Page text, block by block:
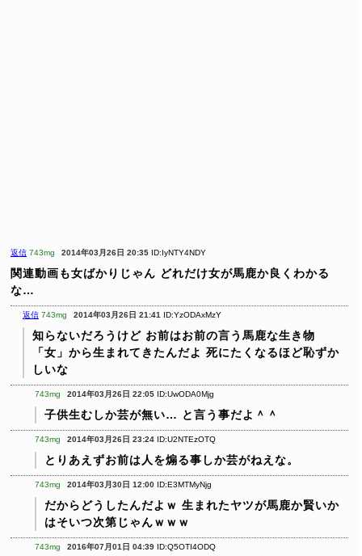
返信 743mg 2014年03月26日 20:35 ID:IyNTY4NDY
関連動画も女ばかりじゃん どれだけ女が馬鹿か良くわかる
な…
返信 743mg 2014年03月26日 21:41 ID:YzODAxMzY
知らないだろうけど お前はお前の言う馬鹿な生き物
「女」から生まれてきたんだよ 死にたくなるほど恥ずか
しいな
743mg 2014年03月26日 22:05 ID:UwODA0Mjg
子供生むしか芸が無い… と言う事だよ＾＾
743mg 2014年03月26日 23:24 ID:U2NTEzOTQ
とりあえずお前は人を煽る事しか芸がねえな。
743mg 2014年03月30日 12:00 ID:E3MTMyNjg
だからどうしたんだよｗ 生まれたヤツが馬鹿か賢いか
はそいつ次第じゃんｗｗｗ
743mg 2016年07月01日 04:39 ID:Q5OTI4ODQ